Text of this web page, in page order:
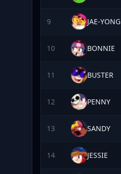
9 JAE-YONG
10 BONNIE
11 BUSTER
12 PENNY
13 SANDY
14 JESSIE